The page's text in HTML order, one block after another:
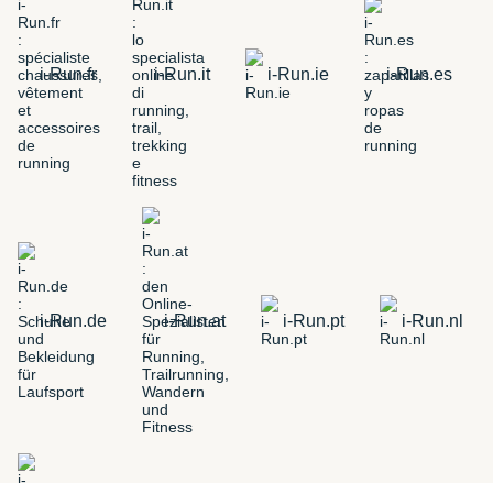
i-Run.fr i-Run.it i-Run.ie i-Run.es
i-Run.de i-Run.at i-Run.pt i-Run.nl